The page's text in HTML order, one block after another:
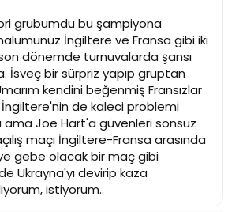
grubumdu bu şampiyona
İngiltere ve Fransa gibi iki
dönemde turnuvalarda şansı
İsveç bir sürpriz yapıp gruptan
kendini beğenmiş Fransızlar
İngiltere'nin de kaleci problemi
Joe Hart'a güvenleri sonsuz
maçı İngiltere-Fransa arasında
gebe olacak bir maç gibi
Ukrayna'yı devirip kaza
istiyorum..